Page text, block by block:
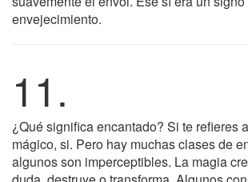
envejecimiento.
11.
¿Qué significa encantado? Si te refieres
mágico, si. Pero hay muchas clases de
algunos son imperceptibles. La magia